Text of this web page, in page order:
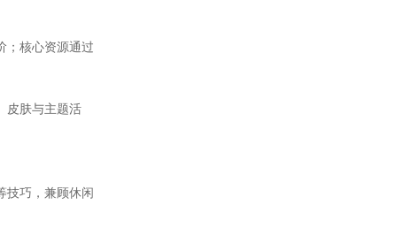
；核心资源通过
皮肤与主题活
技巧，兼顾休闲